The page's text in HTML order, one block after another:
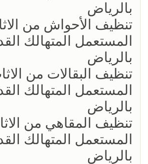
بالرياض
تنظيف الأحواش من
المستعمل المتهالك
بالرياض
تنظيف البقالات من
المستعمل المتهالك
بالرياض
تنظيف المقاهي من
المستعمل المتهالك
بالرياض